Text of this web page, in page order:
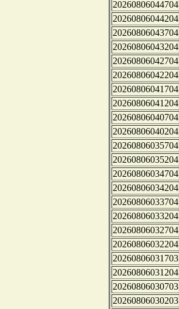
20260806044704
20260806044204
20260806043704
20260806043204
20260806042704
20260806042204
20260806041704
20260806041204
20260806040704
20260806040204
20260806035704
20260806035204
20260806034704
20260806034204
20260806033704
20260806033204
20260806032704
20260806032204
20260806031703
20260806031204
20260806030703
20260806030203